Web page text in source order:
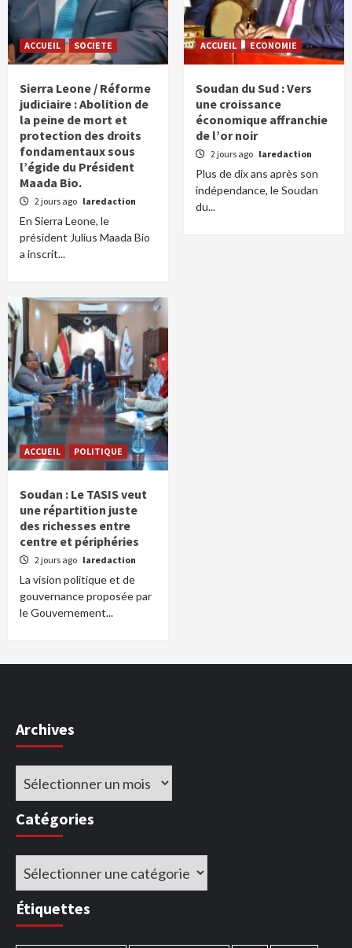
ACCUEIL SOCIETE
Sierra Leone / Réforme
judiciaire : Abolition de
la peine de mort et
protection des droits
fondamentaux sous
l’égide du Président
Maada Bio.
2 jours ago laredaction
En Sierra Leone, le
président Julius Maada Bio
a inscrit...
ACCUEIL ECONOMIE
Soudan du Sud : Vers
une croissance
économique affranchie
de l’or noir
2 jours ago laredaction
Plus de dix ans après son
indépendance, le Soudan
du...
ACCUEIL POLITIQUE
Soudan : Le TASIS veut
une répartition juste
des richesses entre
centre et périphéries
2 jours ago laredaction
La vision politique et de
gouvernance proposée par
le Gouvernement...
Archives
Archives
Catégories
Catégories
Étiquettes